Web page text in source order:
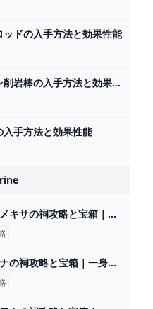
ッドの入手方法と効果性能
黒ホラブリン削岩棒の入手方法と効果性能
入手方法と効果性能
マヤウメキサの祠攻略と宝箱｜跳ね上がるちから
カミズナの祠攻略と宝箱｜一身の戦い 初等